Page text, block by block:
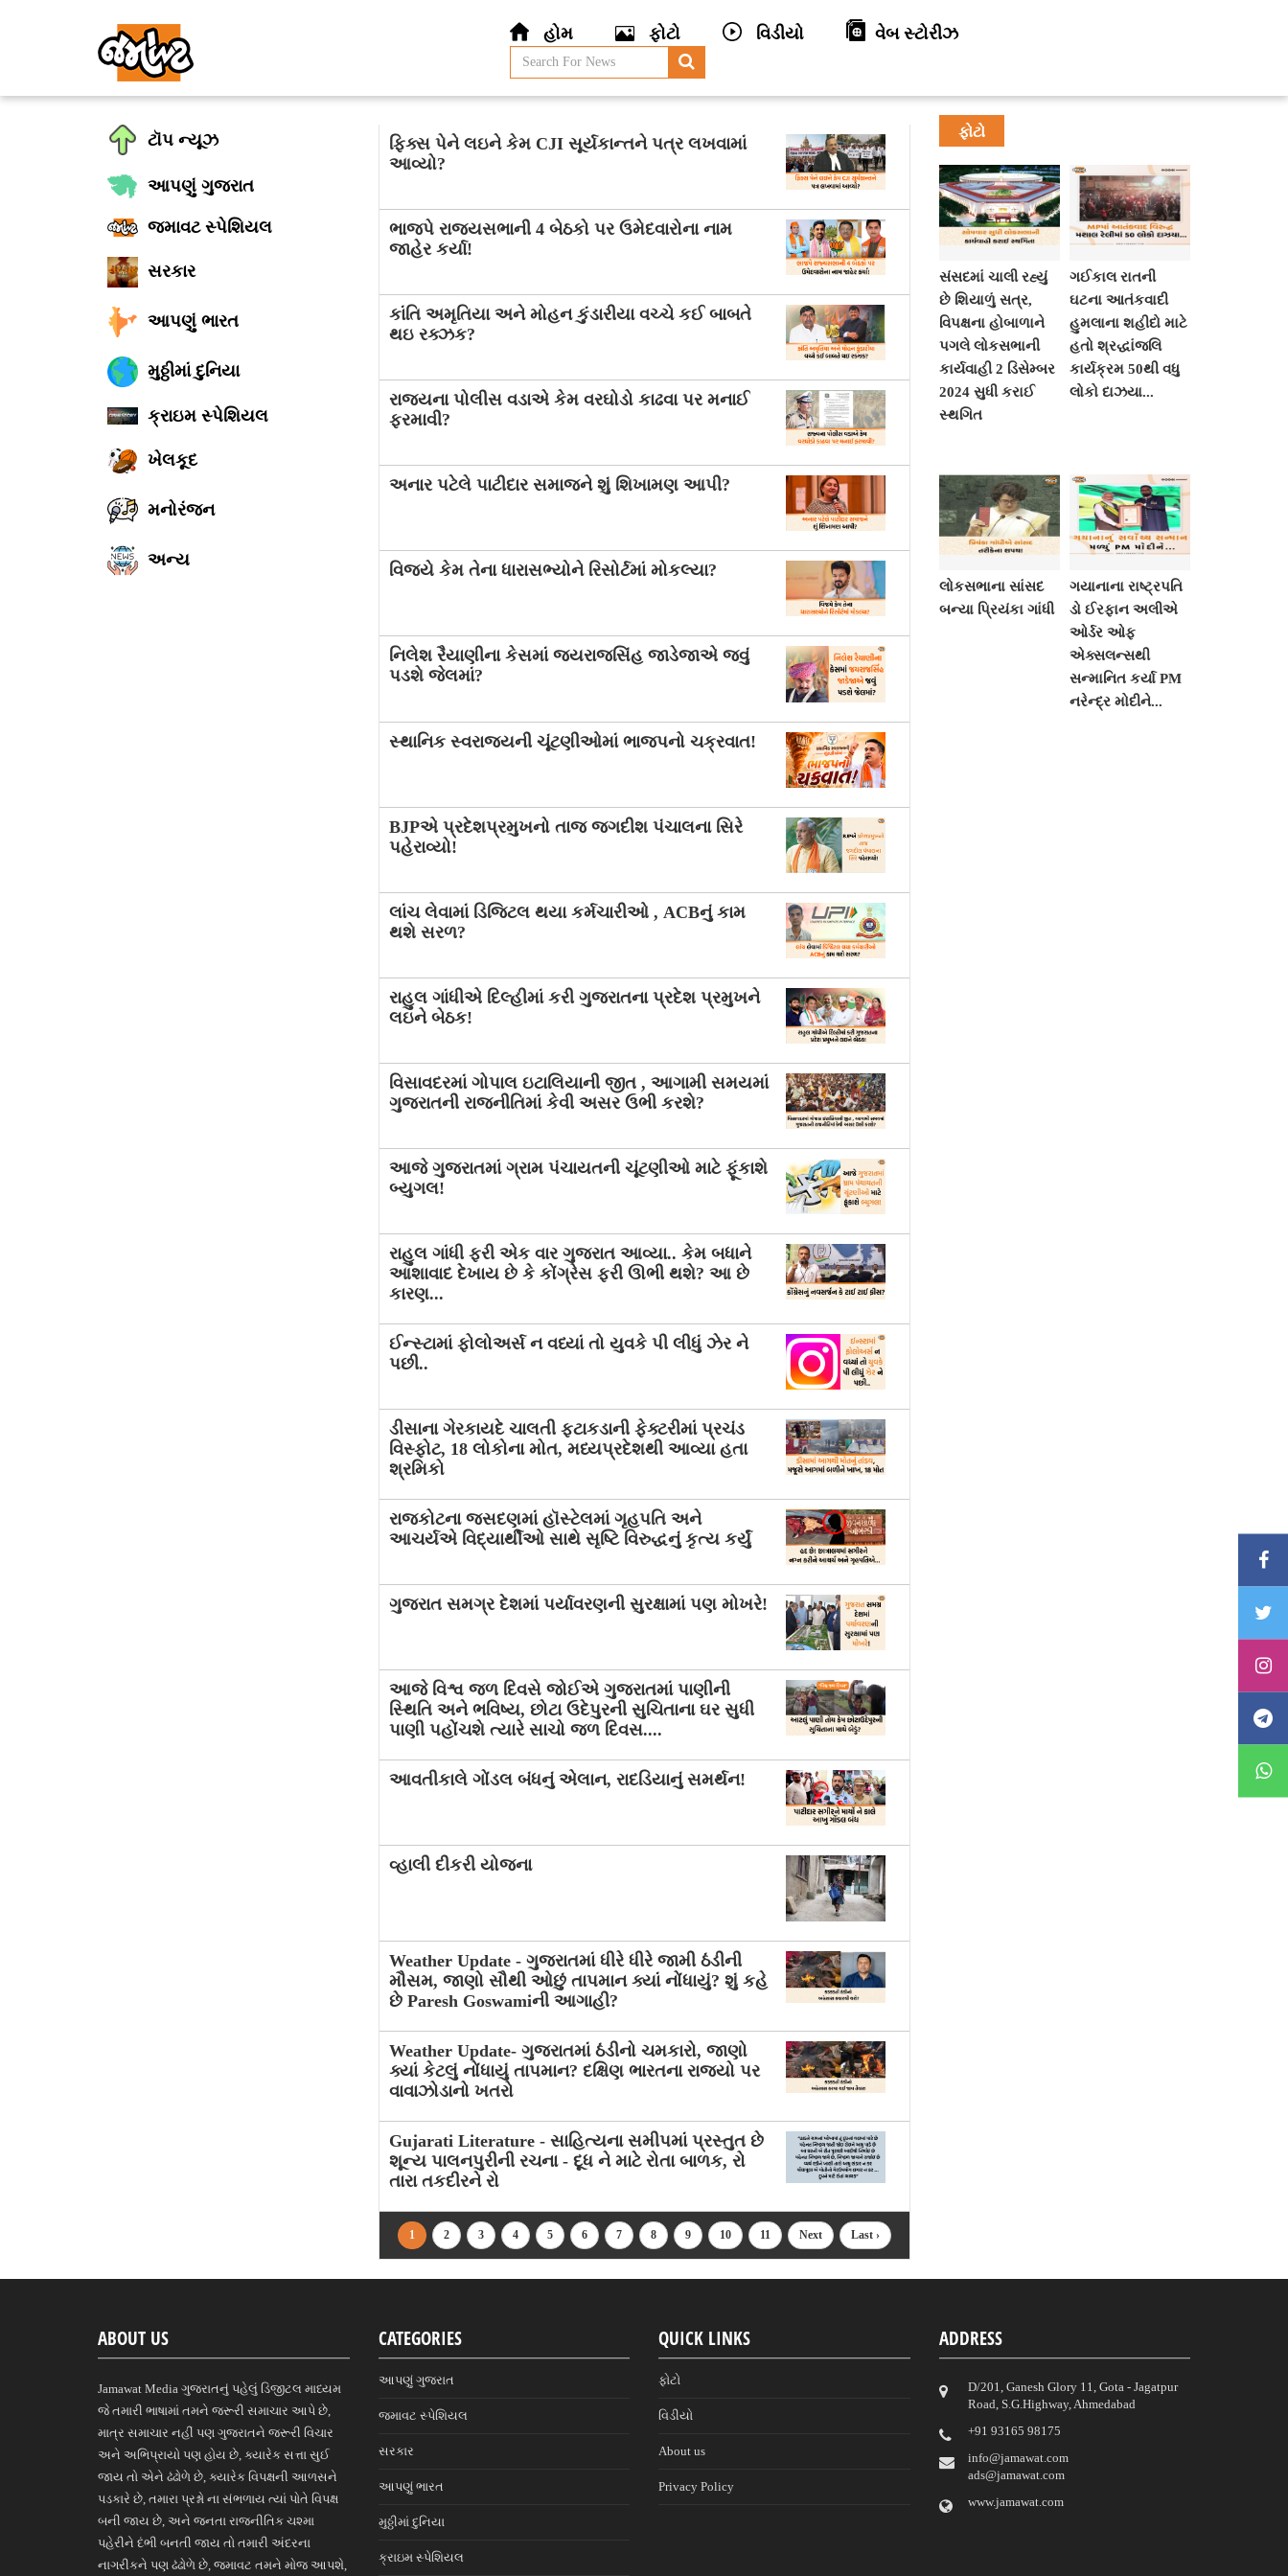
હોમ ફોટો વિડીયો વેબ સ્ટોરીઝ
ટૉપ ન્યૂઝ
આપણું ગુજરાત
જમાવટ સ્પેશિયલ
સરકાર
આપણું ભારત
મુઠ્ઠીમાં દુનિયા
ક્રાઇમ સ્પેશિયલ
ખેલકૂદ
મનોરંજન
અન્ય
ફિક્સ પેને લઇને કેમ CJI સૂર્યકાન્તને પત્ર લખવામાં
આવ્યો?
ભાજપે રાજ્યસભાની 4 બેઠકો પર ઉમેદવારોના નામ
જાહેર કર્યા!
કાંતિ અમૃતિયા અને મોહન કુંડારીયા વચ્ચે કઈ બાબતે
થઇ રક્ઝક?
રાજ્યના પોલીસ વડાએ કેમ વરઘોડો કાઢવા પર મનાઈ
ફરમાવી?
અનાર પટેલે પાટીદાર સમાજને શું શિખામણ આપી?
વિજયે કેમ તેના ધારાસભ્યોને રિસોર્ટમાં મોકલ્યા?
નિલેશ રૈયાણીના કેસમાં જયરાજસિંહ જાડેજાએ જવું
પડશે જેલમાં?
સ્થાનિક સ્વરાજ્યની ચૂંટણીઓમાં ભાજપનો ચક્રવાત!
BJPએ પ્રદેશપ્રમુખનો તાજ જગદીશ પંચાલના સિરે
પહેરાવ્યો!
લાંચ લેવામાં ડિજિટલ થયા કર્મચારીઓ , ACBનું કામ
થશે સરળ?
રાહુલ ગાંધીએ દિલ્હીમાં કરી ગુજરાતના પ્રદેશ પ્રમુખને
લઇને બેઠક!
વિસાવદરમાં ગોપાલ ઇટાલિયાની જીત , આગામી સમયમાં
ગુજરાતની રાજનીતિમાં કેવી અસર ઉભી કરશે?
આજે ગુજરાતમાં ગ્રામ પંચાયતની ચૂંટણીઓ માટે ફૂંકાશે
બ્યુગલ!
રાહુલ ગાંધી ફરી એક વાર ગુજરાત આવ્યા.. કેમ બધાને
આશાવાદ દેખાય છે કે કોંગ્રેસ ફરી ઊભી થશે? આ છે
કારણ...
ઈન્સ્ટામાં ફોલોઅર્સ ન વધ્યાં તો યુવકે પી લીધું ઝેર ને
પછી..
ડીસાના ગેરકાયદે ચાલતી ફટાકડાની ફેક્ટરીમાં પ્રચંડ
વિસ્ફોટ, 18 લોકોના મોત, મધ્યપ્રદેશથી આવ્યા હતા
શ્રમિકો
રાજકોટના જસદણમાં હૉસ્ટેલમાં ગૃહપતિ અને
આચર્યએ વિદ્યાર્થીઓ સાથે સૃષ્ટિ વિરુદ્ધનું કૃત્ય કર્યું
ગુજરાત સમગ્ર દેશમાં પર્યાવરણની સુરક્ષામાં પણ મોખરે!
આજે વિશ્વ જળ દિવસે જોઈએ ગુજરાતમાં પાણીની
સ્થિતિ અને ભવિષ્ય, છોટા ઉદેપુરની સુચિતાના ઘર સુધી
પાણી પહોંચશે ત્યારે સાચો જળ દિવસ....
આવતીકાલે ગોંડલ બંધનું એલાન, રાદડિયાનું સમર્થન!
વ્હાલી દીકરી યોજના
Weather Update - ગુજરાતમાં ધીરે ધીરે જામી ઠંડીની
મૌસમ, જાણો સૌથી ઓછું તાપમાન ક્યાં નોંધાયું? શું કહે
છે Paresh Goswamiની આગાહી?
Weather Update- ગુજરાતમાં ઠંડીનો ચમકારો, જાણો
ક્યાં કેટલું નોંધાયું તાપમાન? દક્ષિણ ભારતના રાજ્યો પર
વાવાઝોડાનો ખતરો
Gujarati Literature - સાહિત્યના સમીપમાં પ્રસ્તુત છે
શૂન્ય પાલનપુરીની રચના - દૂધ ને માટે રોતા બાળક, રો
તારા તકદીરને રો
1 2 3 4 5 6 7 8 9 10 11 Next Last ›
ફોટો
સંસદમાં ચાલી રહ્યું
છે શિયાળું સત્ર,
વિપક્ષના હોબાળાને
પગલે લોકસભાની
કાર્યવાહી 2 ડિસેમ્બર
2024 સુધી કરાઈ
સ્થગિત
ગઈકાલ રાતની
ઘટના આતંકવાદી
હુમલાના શહીદો માટે
હતો શ્રદ્ધાંજલિ
કાર્યક્રમ 50થી વધુ
લોકો દાઝયા...
લોકસભાના સાંસદ
બન્યા પ્રિયંકા ગાંધી
ગયાનાના રાષ્ટ્રપતિ
ડો ઈરફાન અલીએ
ઓર્ડર ઓફ
એક્સલન્સથી
સન્માનિત કર્યા PM
નરેન્દ્ર મોદીને...
ABOUT US
Jamawat Media ગુજરાતનું પહેલું ડિજીટલ માધ્યમ
જે તમારી ભાષામાં તમને જરૂરી સમાચાર આપે છે,
માત્ર સમાચાર નહીં પણ ગુજરાતને જરૂરી વિચાર
અને અભિપ્રાયો પણ હોય છે, ક્યારેક સત્તા સુઈ
જાય તો એને ઢંઢોળે છે, ક્યારેક વિપક્ષની આળસને
પડકારે છે, તમારા પ્રશ્નો ના સંભળાય ત્યાં પોતે વિપક્ષ
બની જાય છે, અને જનતા રાજનીતિક ચશ્મા
પહેરીને દંભી બનતી જાય તો તમારી અંદરના
નાગરીકને પણ ઢંઢોળે છે, જમાવટ તમને મોજ આપશે,
CATEGORIES
આપણું ગુજરાત
જમાવટ સ્પેશિયલ
સરકાર
આપણું ભારત
મુઠ્ઠીમાં દુનિયા
ક્રાઇમ સ્પેશિયલ
QUICK LINKS
ફોટો
વિડીયો
About us
Privacy Policy
ADDRESS
D/201, Ganesh Glory 11, Gota - Jagatpur
Road, S.G.Highway, Ahmedabad
‎+91 93165 98175
info@jamawat.com
ads@jamawat.com
www.jamawat.com